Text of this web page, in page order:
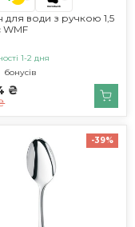
для води з ручкою 1,5
WMF
₴
1-2 дня
бонусів
-39%